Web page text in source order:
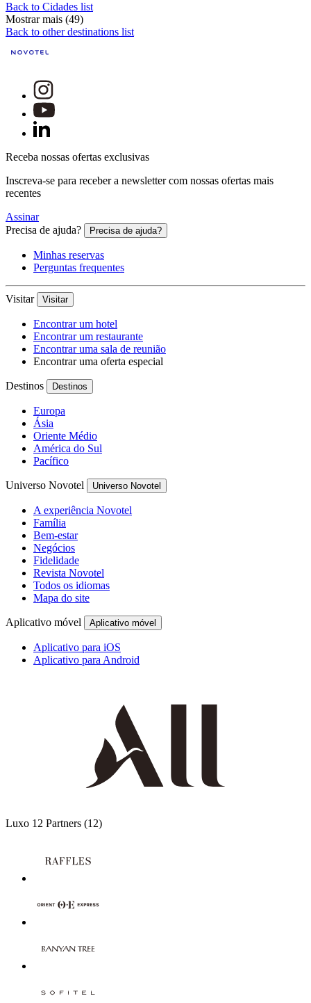
Back to Cidades list
Mostrar mais (49)
Back to other destinations list
Receba nossas ofertas exclusivas
Inscreva-se para receber a newsletter com nossas ofertas mais
recentes
Assinar
Precisa de ajuda?
Precisa de ajuda?
Minhas reservas
Perguntas frequentes
Visitar Visitar
Encontrar um hotel
Encontrar um restaurante
Encontrar uma sala de reunião
Encontrar uma oferta especial
Destinos Destinos
Europa
Ásia
Oriente Médio
América do Sul
Pacífico
Universo Novotel Universo Novotel
A experiência Novotel
Família
Bem-estar
Negócios
Fidelidade
Revista Novotel
Todos os idiomas
Mapa do site
Aplicativo móvel Aplicativo móvel
Aplicativo para iOS
Aplicativo para Android
Luxo 12 Partners (12)